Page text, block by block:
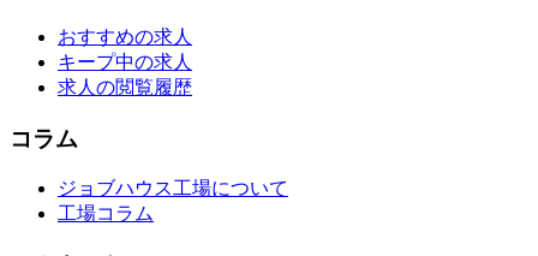
おすすめの求人
キープ中の求人
求人の閲覧履歴
コラム
ジョブハウス工場について
工場コラム